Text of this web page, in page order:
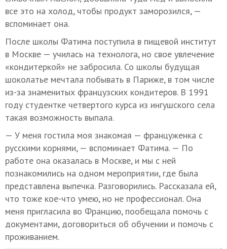
все это на холод, чтобы продукт заморозился, —
вспоминает она.
После школы Фатима поступила в пищевой институт
в Москве — училась на технолога, но свое увлечение
«кондитеркой» не забросила. Со школы будущая
шоколатье мечтала побывать в Париже, в том числе
из-за знаменитых французских кондитеров. В 1991
году студентке четвертого курса из ингушского села
такая возможность выпала.
— У меня гостила моя знакомая — француженка с
русскими корнями, — вспоминает Фатима. — По
работе она оказалась в Москве, и мы с ней
познакомились на одном мероприятии, где была
представлена выпечка. Разговорились. Рассказала ей,
что тоже кое-что умею, но не профессионал. Она
меня пригласила во Францию, пообещала помочь с
документами, договориться об обучении и помочь с
проживанием.